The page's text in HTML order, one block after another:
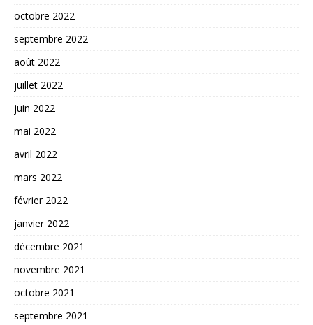
octobre 2022
septembre 2022
août 2022
juillet 2022
juin 2022
mai 2022
avril 2022
mars 2022
février 2022
janvier 2022
décembre 2021
novembre 2021
octobre 2021
septembre 2021